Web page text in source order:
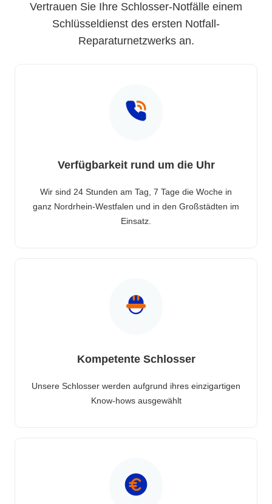
Vertrauen Sie Ihre Schlosser-Notfälle einem
Schlüsseldienst des ersten Notfall-
Reparaturnetzwerks an.
Verfügbarkeit rund um die Uhr
Wir sind 24 Stunden am Tag, 7 Tage die Woche in
ganz Nordrhein-Westfalen und in den Großstädten im
Einsatz.
Kompetente Schlosser
Unsere Schlosser werden aufgrund ihres einzigartigen
Know-hows ausgewählt